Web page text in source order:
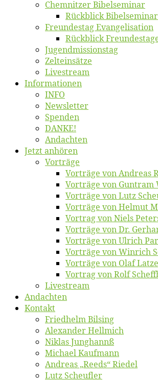
Chemnit­zer Bibelseminar
Rück­blick
Freun­des­tag Evangelisation
Rück­blick
Jugend­mis­sions­tag
Zelt­ein­sät­ze
Live­stream
Informatio­nen
INFO
News­let­ter
Spen­den
DANKE!
An­dach­ten
Jetzt an­hö­ren
Vor­trä­ge
Vor­trä­ge von An­dre­as
Vor­trä­ge von Gun­tram
Vor­trä­ge von Lutz
Vor­trä­ge von Hel­mut
Vor­trag von Niels
Vor­trä­ge von Dr.
Vor­trä­ge von Ul­rich
Vor­trä­ge von Win­rich
Vor­trä­ge von Olaf
Vor­trag von Rolf
Live­stream
An­dach­ten
Kon­takt
Fried­helm Bilsing
Alex­an­der Hellmich
Ni­klas Junghannß
Mi­cha­el Kaufmann
An­dre­as „Reeds“ Riedel
Lutz Scheuf­ler